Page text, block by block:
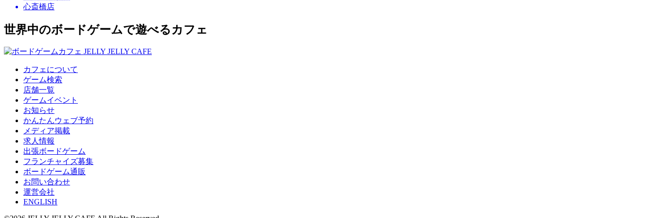
心斎橋店
世界中のボードゲームで遊べるカフェ
カフェについて
ゲーム検索
店舗一覧
ゲームイベント
お知らせ
かんたんウェブ予約
メディア掲載
求人情報
出張ボードゲーム
フランチャイズ募集
ボードゲーム通販
お問い合わせ
運営会社
ENGLISH